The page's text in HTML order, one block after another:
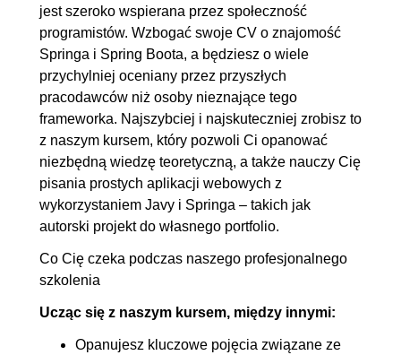
5.1. Implementacja REST API
do tworzenia zasobów
00:22:09
5.2. Implementacja REST API
do odczytywania, aktualizacji i
usuwania zasobów
5.3. Testowanie REST API z
wykorzystaniem IntelliJ HTTP
Client
00:16:16
5.4. Testowanie REST API z
wykorzystaniem MockMvc
między warstwą webową a
warstwą logiki biznesowej.
jest szeroko wspierana przez społeczność
programistów. Wzbogać swoje CV o znajomość
Springa i Spring Boota, a będziesz o wiele
przychylniej oceniany przez przyszłych
pracodawców niż osoby nieznające tego
frameworka. Najszybciej i najskuteczniej zrobisz to
z naszym kursem, który pozwoli Ci opanować
niezbędną wiedzę teoretyczną, a także nauczy Cię
pisania prostych aplikacji webowych z
wykorzystaniem Javy i Springa – takich jak
autorski projekt do własnego portfolio.
Co Cię czeka podczas naszego profesjonalnego
szkolenia
Ucząc się z naszym kursem, między innymi:
Opanujesz kluczowe pojęcia związane ze